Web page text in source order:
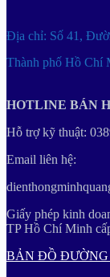
Địa chỉ: Số 41,
Thành phố Hồ Chí
HOTLINE BÁN
Hỗ trợ kỹ thuật:
Email liên hệ:
Giấy phép kinh
TP Hồ Chí Minh
BẢN ĐỒ